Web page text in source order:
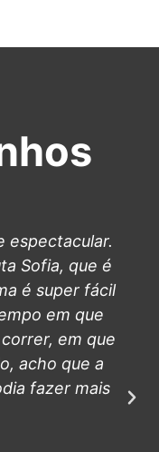
espectacular.
Sofia, que é
é super fácil
em que
em que
acho que a
fazer mais